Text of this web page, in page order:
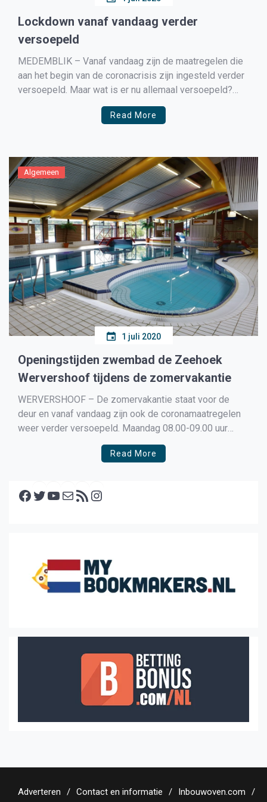
Lockdown vanaf vandaag verder
versoepeld
MEDEMBLIK – Vanaf vandaag zijn de maatregelen die
aan het begin van de coronacrisis zijn ingesteld verder
versoepeld. Maar wat is er nu allemaal versoepeld?
Regels binnen U houdt binnen altijd 1,5 meter afstand.
Bij ruimtes binnen mogen maximaal 100 mensen bij
Read More
Algemeen
1 juli 2020
Openingstijden zwembad de Zeehoek
Wervershoof tijdens de zomervakantie
WERVERSHOOF – De zomervakantie staat voor de
deur en vanaf vandaag zijn ook de coronamaatregelen
weer verder versoepeld. Maandag 08.00-09.00 uur
vroege vogels zwemmen, 09.00-09.45 uur Aquafit,
10.00-10.30 peuter survival les, 11.00-11.45 uur
zwemmen, 18.45-19.45 uur familie […]
Read More
Facebook Twitter YouTube E-mail RSS feed
Adverteren Contact en informatie Inbouwoven.com